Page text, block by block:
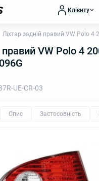
Клієнту
Ліхтар задній правий VW Polo 4
правий VW Polo 4
UE-CR-03
Опис Застосовність